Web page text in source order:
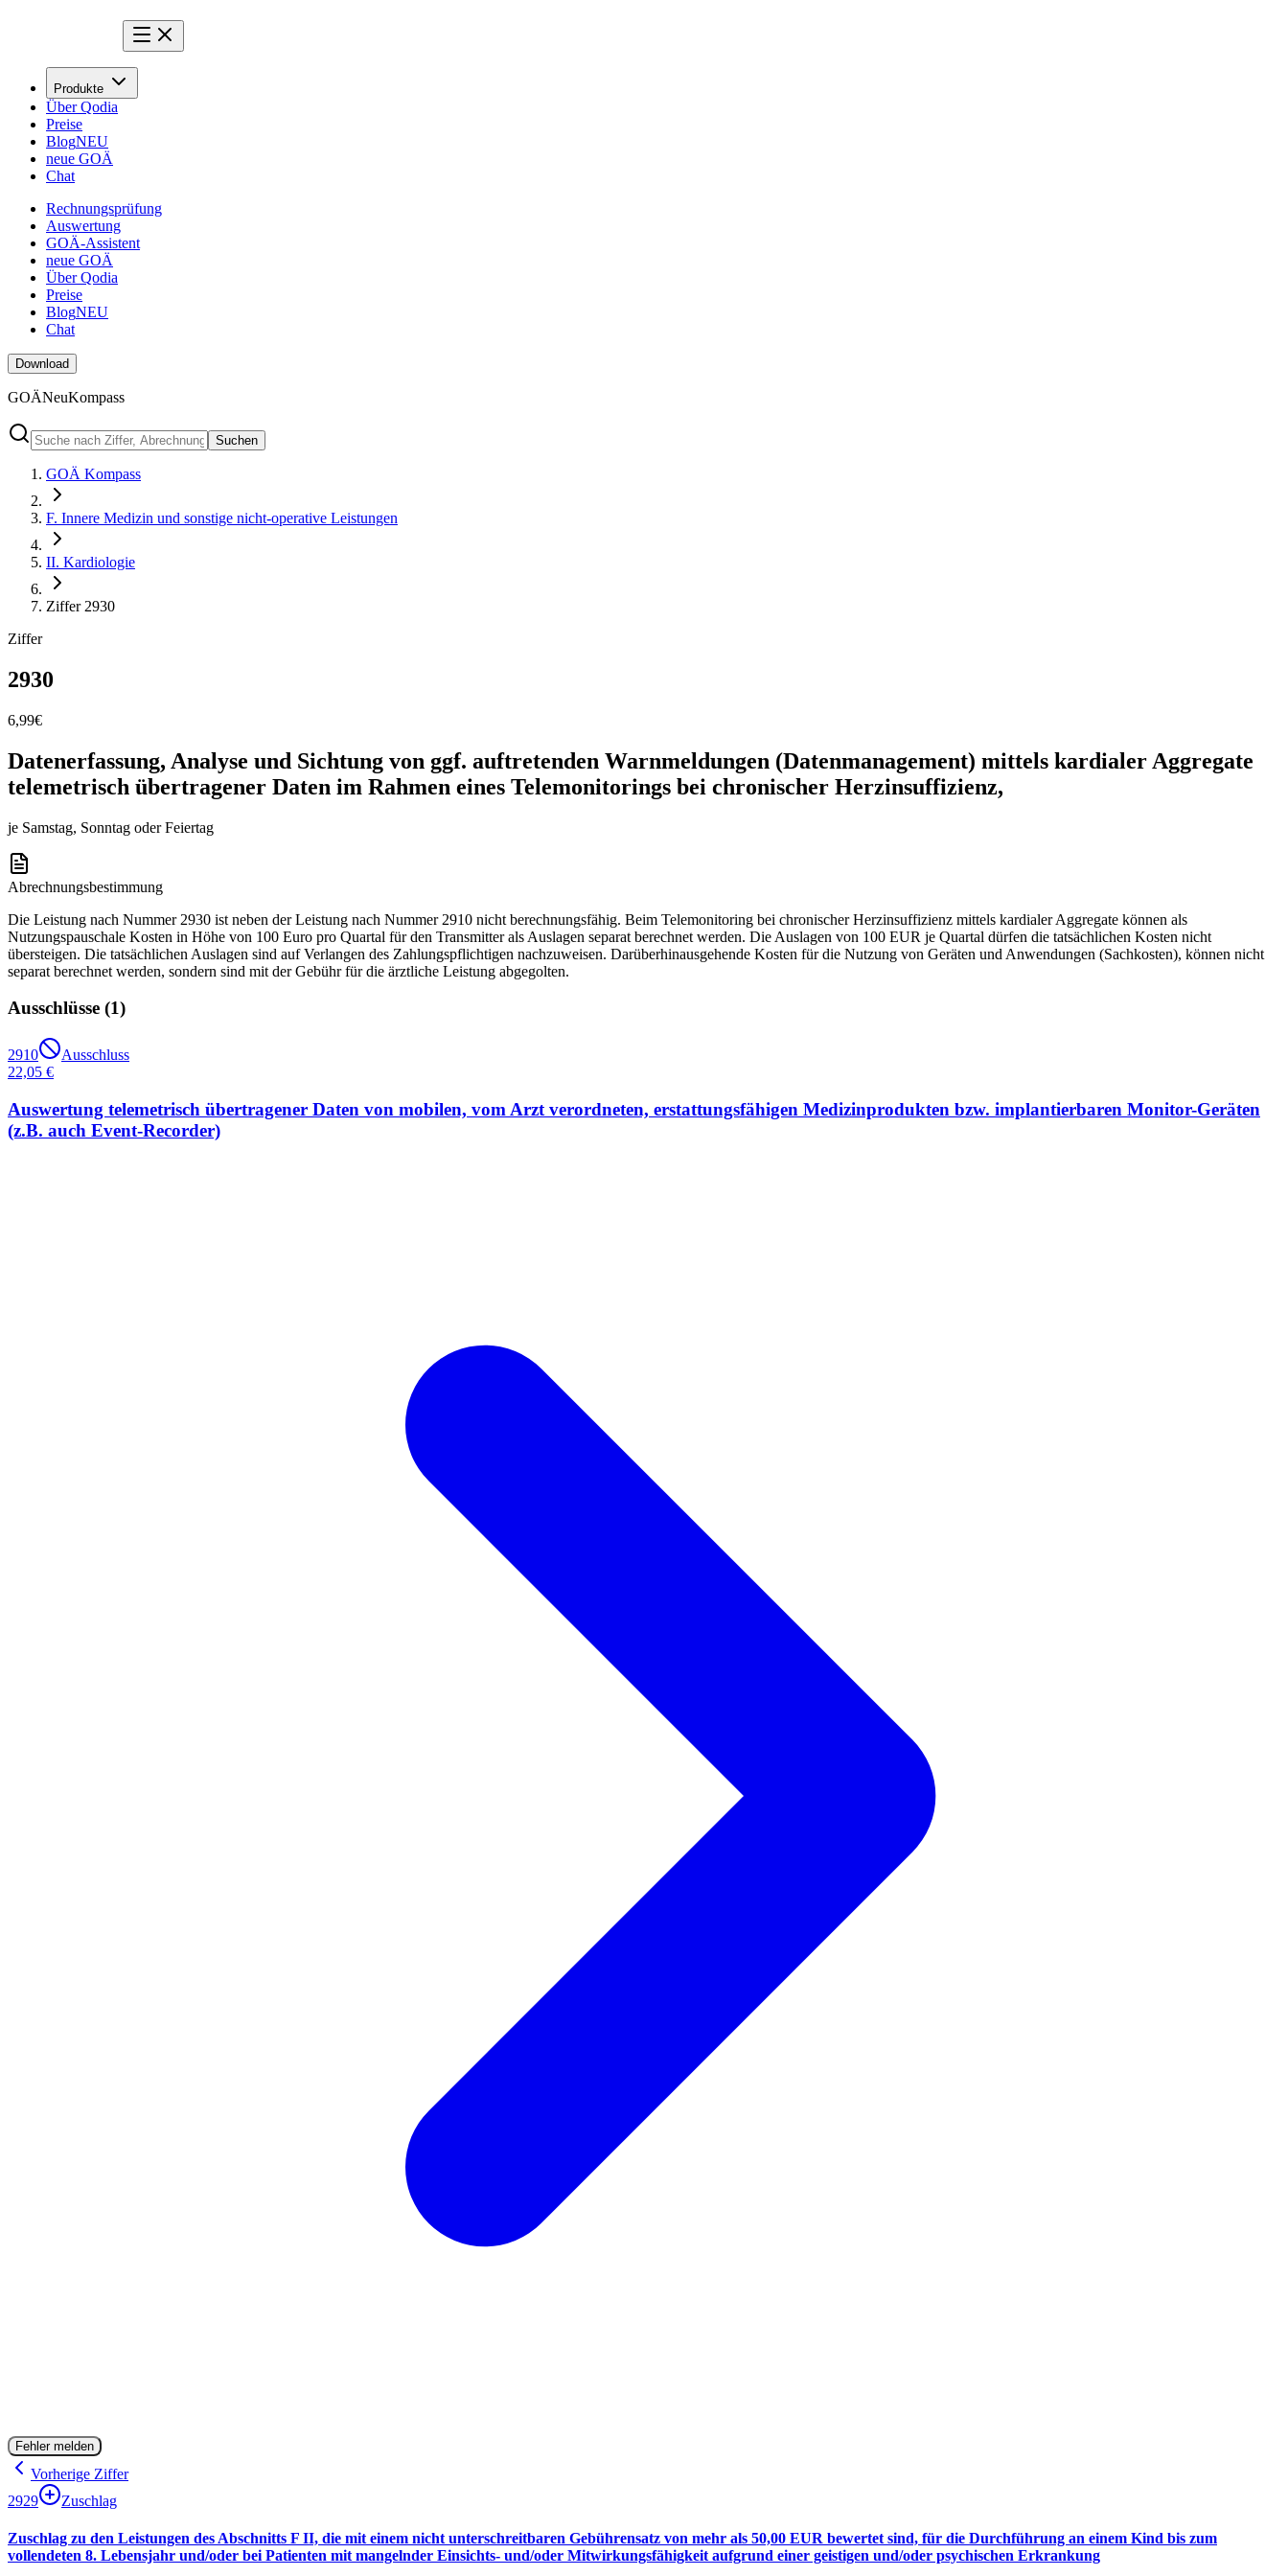
Produkte
Über Qodia
Preise
BlogNEU
neue GOÄ
Chat
Rechnungsprüfung
Auswertung
GOÄ-Assistent
neue GOÄ
Über Qodia
Preise
BlogNEU
Chat
Download
GOÄNeuKompass
Suchen
GOÄ Kompass
F. Innere Medizin und sonstige nicht-operative Leistungen
II. Kardiologie
Ziffer 2930
Ziffer
2930
6,99€
Datenerfassung, Analyse und Sichtung von ggf. auftretenden Warnmeldungen (Datenmanagement) mittels kardialer Aggregate
telemetrisch übertragener Daten im Rahmen eines Telemonitorings bei chronischer Herzinsuffizienz,
je Samstag, Sonntag oder Feiertag
Abrechnungsbestimmung
Die Leistung nach Nummer 2930 ist neben der Leistung nach Nummer 2910 nicht berechnungsfähig. Beim Telemonitoring bei chronischer Herzinsuffizienz mittels kardialer Aggregate können als
Nutzungspauschale Kosten in Höhe von 100 Euro pro Quartal für den Transmitter als Auslagen separat berechnet werden. Die Auslagen von 100 EUR je Quartal dürfen die tatsächlichen Kosten nicht
übersteigen. Die tatsächlichen Auslagen sind auf Verlangen des Zahlungspflichtigen nachzuweisen. Darüberhinausgehende Kosten für die Nutzung von Geräten und Anwendungen (Sachkosten), können nicht
separat berechnet werden, sondern sind mit der Gebühr für die ärztliche Leistung abgegolten.
Ausschlüsse (1)
2910
Ausschluss
22,05 €
Auswertung telemetrisch übertragener Daten von mobilen, vom Arzt verordneten, erstattungsfähigen Medizinprodukten bzw. implantierbaren Monitor-Geräten
(z.B. auch Event-Recorder)
Fehler melden
Vorherige Ziffer
2929
Zuschlag
Zuschlag zu den Leistungen des Abschnitts F II, die mit einem nicht unterschreitbaren Gebührensatz von mehr als 50,00 EUR bewertet sind, für die Durchführung an einem Kind bis zum
vollendeten 8. Lebensjahr und/oder bei Patienten mit mangelnder Einsichts- und/oder Mitwirkungsfähigkeit aufgrund einer geistigen und/oder psychischen Erkrankung